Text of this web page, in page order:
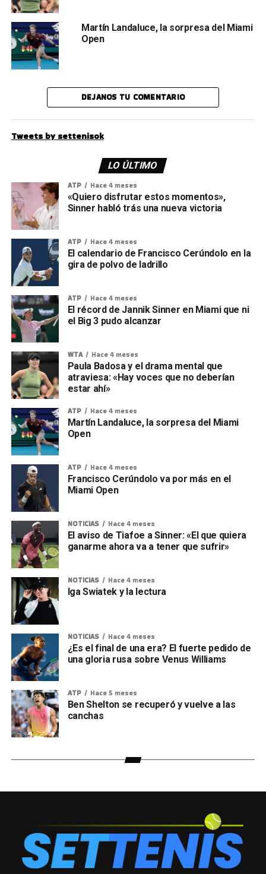
Martín Landaluce, la sorpresa del Miami
Open
DEJANOS TU COMENTARIO
Tweets by settenisok
LO ÚLTIMO
ATP Hace 4 meses
«Quiero disfrutar estos momentos»,
Sinner habló trás una nueva victoria
ATP Hace 4 meses
El calendario de Francisco Cerúndolo en la
gira de polvo de ladrillo
ATP Hace 4 meses
El récord de Jannik Sinner en Miami que ni
el Big 3 pudo alcanzar
WTA Hace 4 meses
Paula Badosa y el drama mental que
atraviesa: «Hay voces que no deberían
estar ahí»
ATP Hace 4 meses
Martín Landaluce, la sorpresa del Miami
Open
ATP Hace 4 meses
Francisco Cerúndolo va por más en el
Miami Open
NOTICIAS Hace 4 meses
El aviso de Tiafoe a Sinner: «El que quiera
ganarme ahora va a tener que sufrir»
NOTICIAS Hace 4 meses
Iga Swiatek y la lectura
NOTICIAS Hace 4 meses
¿Es el final de una era? El fuerte pedido de
una gloria rusa sobre Venus Williams
ATP Hace 5 meses
Ben Shelton se recuperó y vuelve a las
canchas